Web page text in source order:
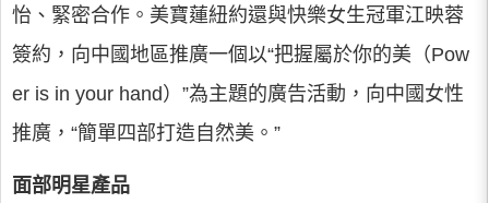
怡、緊密合作。美寶蓮紐約還與快樂女生冠軍江映蓉
簽約，向中國地區推廣一個以“把握屬於你的美（Pow
er is in your hand）”為主題的廣告活動，向中國女性
推廣，“簡單四部打造自然美。”
面部明星產品